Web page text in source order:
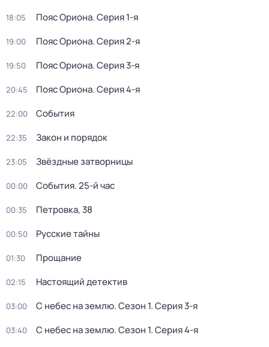
18:05 Пояс Ориона. Серия 1-я
19:00 Пояс Ориона. Серия 2-я
19:50 Пояс Ориона. Серия 3-я
20:45 Пояс Ориона. Серия 4-я
22:00 События
22:35 Закон и порядок
23:05 Звёздные затворницы
00:00 События. 25-й час
00:35 Петровка, 38
00:50 Русские тайны
01:30 Прощание
02:15 Настоящий детектив
03:00 С небес на землю. Сезон 1. Серия 3-я
03:40 С небес на землю. Сезон 1. Серия 4-я